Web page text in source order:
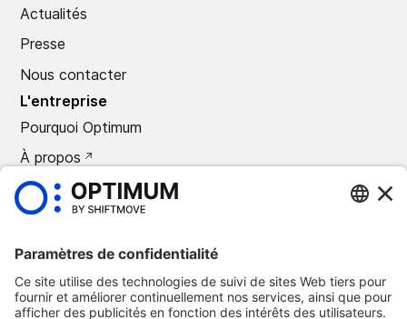
Actualités
Presse
Nous contacter
L'entreprise
Pourquoi Optimum
À propos
CARRIÈRES
Presse
©2026Optimum Automotive